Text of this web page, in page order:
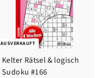
AUSVERKAUFT
Kelter Rätsel & logisch
Sudoku #166